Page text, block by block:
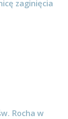
zaginięcia
Rocha w